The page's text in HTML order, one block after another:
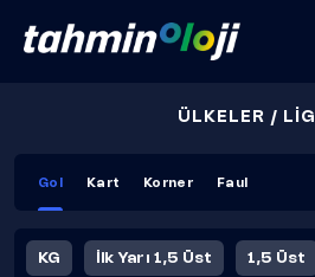
ÜLKELER /
Gol Kart Korner Faul
KG İlk Yarı 1,5 Üst 1,5 Üst